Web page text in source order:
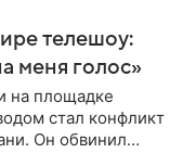
телешоу:
меня голос»
на площадке
стал конфликт
Он обвинил